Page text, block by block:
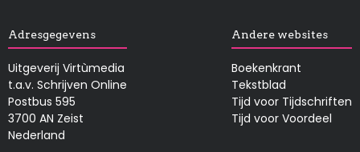
Adresgegevens
Uitgeverij Virtùmedia
t.a.v. Schrijven Online
Postbus 595
3700 AN Zeist
Nederland
Andere websites
Boekenkrant
Tekstblad
Tijd voor Tijdschriften
Tijd voor Voordeel